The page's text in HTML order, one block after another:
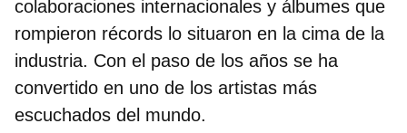
colaboraciones internacionales y álbumes que
rompieron récords lo situaron en la cima de la
industria. Con el paso de los años se ha
convertido en uno de los artistas más
escuchados del mundo.